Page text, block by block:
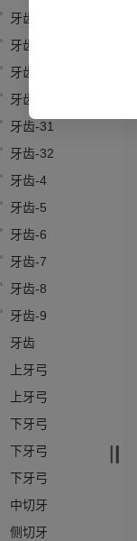
牙齿-28
牙齿-29
牙齿-3
牙齿-30
牙齿-31
牙齿-32
牙齿-4
牙齿-5
牙齿-6
牙齿-7
牙齿-8
牙齿-9
牙齿
上牙弓
上牙弓
下牙弓
下牙弓
下牙弓
中切牙
侧切牙